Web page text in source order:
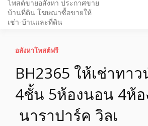
โพสต์ขายอสังหา ประกาศขาย
บ้านที่ดิน โฆษณาซื้อขายให้
เช่า-บ้านและที่ดิน
อสังหาโพสต์ฟรี
BH2365 ให้เช่าทาว
4ชั้น 5ห้องนอน 4ห้อ
นาราปาร์ค วิลเ